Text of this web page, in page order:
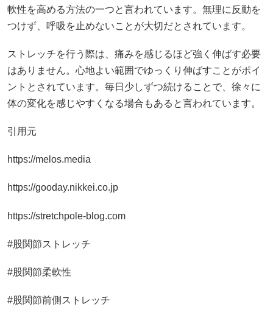
軟性を高める方法の一つと言われています。無理に反動を
つけず、呼吸を止めないことが大切だとされています。
ストレッチを行う際は、痛みを感じるほど強く伸ばす必要
はありません。心地よい範囲でゆっくり伸ばすことがポイ
ントとされています。毎日少しずつ続けることで、徐々に
体の変化を感じやすくなる場合もあると言われています。
引用元
https://melos.media
https://gooday.nikkei.co.jp
https://stretchpole-blog.com
#股関節ストレッチ
#股関節柔軟性
#股関節前側ストレッチ